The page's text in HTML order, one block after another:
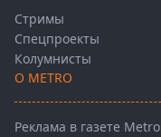
Стримы
Спецпроекты
Колумнисты
О METRO
Реклама в газете Metro